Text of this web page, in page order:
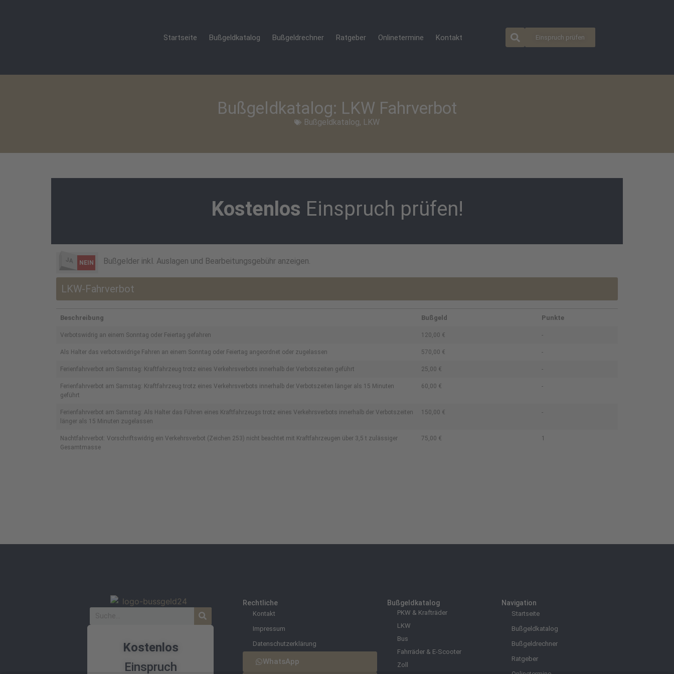
Startseite Bußgeldkatalog Bußgeldrechner Ratgeber Onlinetermine Kontakt Einspruch prüfen
Bußgeldkatalog: LKW Fahrverbot
Bußgeldkatalog, LKW
Kostenlos Einspruch prüfen!
JA NEIN Bußgelder inkl. Auslagen und Bearbeitungsgebühr anzeigen.
LKW-Fahrverbot
Beschreibung Bußgeld Punkte
Verbotswidrig an einem Sonntag oder Feiertag gefahren 120,00 € -
Als Halter das verbotswidrige Fahren an einem Sonntag oder Feiertag angeordnet oder zugelassen 570,00 € -
Ferienfahrverbot am Samstag: Kraftfahrzeug trotz eines Verkehrsverbots innerhalb der Verbotszeiten geführt 25,00 € -
Ferienfahrverbot am Samstag: Kraftfahrzeug trotz eines Verkehrsverbots innerhalb der Verbotszeiten länger als 15 Minuten
geführt
60,00 € -
Ferienfahrverbot am Samstag: Als Halter das Führen eines Kraftfahrzeugs trotz eines Verkehrsverbots innerhalb der Verbotszeiten
länger als 15 Minuten zugelassen
150,00 € -
Nachtfahrverbot: Vorschriftswidrig ein Verkehrsverbot (Zeichen 253) nicht beachtet mit Kraftfahrzeugen über 3,5 t zulässiger
Gesamtmasse
75,00 € 1
Kostenlos
Einspruch
Rechtliche
Kontakt
Impressum
Datenschutzerklärung
WhatsApp
Bußgeldkatalog
PKW & Krafträder
LKW
Bus
Fahrräder & E-Scooter
Zoll
Navigation
Startseite
Bußgeldkatalog
Bußgeldrechner
Ratgeber